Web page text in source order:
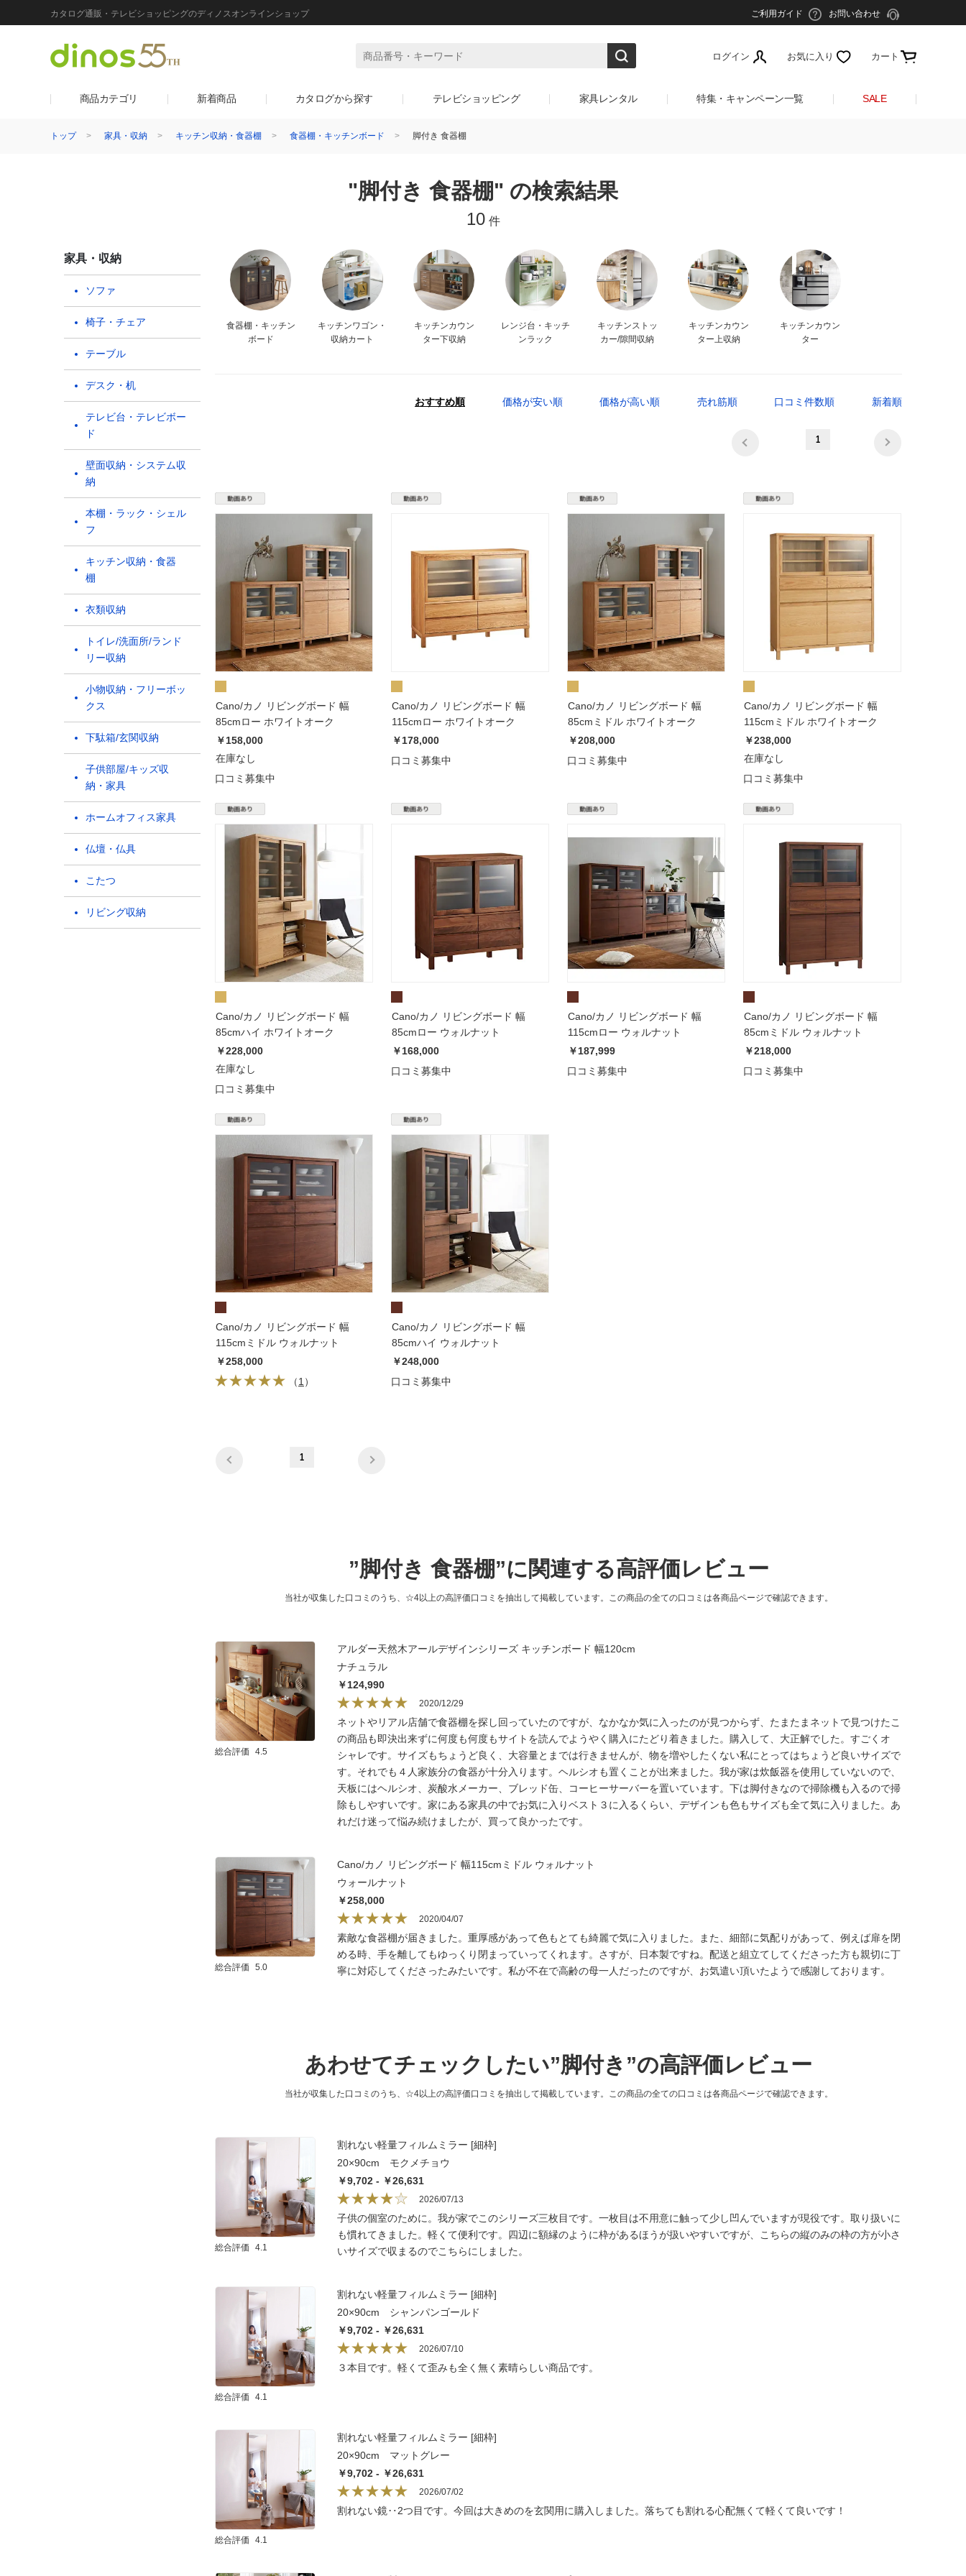
カタログ通販・テレビショッピングのディノスオンラインショップ ご利用ガイド お問い合わせ
ログイン お気に入り カート
商品カテゴリ 新着商品 カタログから探す テレビショッピング 家具レンタル 特集・キャンペーン一覧 SALE
トップ 家具・収納 キッチン収納・食器棚 食器棚・キッチンボード 脚付き 食器棚
"脚付き 食器棚" の検索結果
10 件
家具・収納
ソファ
椅子・チェア
テーブル
デスク・机
テレビ台・テレビボー
ド
壁面収納・システム収
納
本棚・ラック・シェル
フ
キッチン収納・食器
棚
衣類収納
トイレ/洗面所/ランド
リー収納
小物収納・フリーボッ
クス
下駄箱/玄関収納
子供部屋/キッズ収
納・家具
ホームオフィス家具
仏壇・仏具
こたつ
リビング収納
食器棚・キッチン
ボード
キッチンワゴン・
収納カート
キッチンカウン
ター下収納
レンジ台・キッチ
ンラック
キッチンストッ
カー/隙間収納
キッチンカウン
ター上収納
キッチンカウン
ター
おすすめ順 価格が安い順 価格が高い順 売れ筋順 口コミ件数順 新着順
1
Cano/カノ リビングボード 幅
85cmロー ホワイトオーク
￥158,000
在庫なし
口コミ募集中
Cano/カノ リビングボード 幅
115cmロー ホワイトオーク
￥178,000
口コミ募集中
Cano/カノ リビングボード 幅
85cmミドル ホワイトオーク
￥208,000
口コミ募集中
Cano/カノ リビングボード 幅
115cmミドル ホワイトオーク
￥238,000
在庫なし
口コミ募集中
Cano/カノ リビングボード 幅
85cmハイ ホワイトオーク
￥228,000
在庫なし
口コミ募集中
Cano/カノ リビングボード 幅
85cmロー ウォルナット
￥168,000
口コミ募集中
Cano/カノ リビングボード 幅
115cmロー ウォルナット
￥187,999
口コミ募集中
Cano/カノ リビングボード 幅
85cmミドル ウォルナット
￥218,000
口コミ募集中
Cano/カノ リビングボード 幅
115cmミドル ウォルナット
￥258,000
（1 ）
Cano/カノ リビングボード 幅
85cmハイ ウォルナット
￥248,000
口コミ募集中
1
”脚付き 食器棚”に関連する高評価レビュー
当社が収集した口コミのうち、☆4以上の高評価口コミを抽出して掲載しています。この商品の全ての口コミは各商品ページで確認できます。
総合評価 4.5
アルダー天然木アールデザインシリーズ キッチンボード 幅120cm
ナチュラル
￥124,990
2020/12/29
ネットやリアル店舗で食器棚を探し回っていたのですが、なかなか気に入ったのが見つからず、たまたまネットで見つけたこ
の商品も即決出来ずに何度も何度もサイトを読んでようやく購入にたどり着きました。購入して、大正解でした。すごくオ
シャレです。サイズもちょうど良く、大容量とまでは行きませんが、物を増やしたくない私にとってはちょうど良いサイズで
す。それでも４人家族分の食器が十分入ります。ヘルシオも置くことが出来ました。我が家は炊飯器を使用していないので、
天板にはヘルシオ、炭酸水メーカー、ブレッド缶、コーヒーサーバーを置いています。下は脚付きなので掃除機も入るので掃
除もしやすいです。家にある家具の中でお気に入りベスト３に入るくらい、デザインも色もサイズも全て気に入りました。あ
れだけ迷って悩み続けましたが、買って良かったです。
総合評価 5.0
Cano/カノ リビングボード 幅115cmミドル ウォルナット
ウォールナット
￥258,000
2020/04/07
素敵な食器棚が届きました。重厚感があって色もとても綺麗で気に入りました。また、細部に気配りがあって、例えば扉を閉
める時、手を離してもゆっくり閉まっていってくれます。さすが、日本製ですね。配送と組立てしてくださった方も親切に丁
寧に対応してくださったみたいです。私が不在で高齢の母一人だったのですが、お気遣い頂いたようで感謝しております。
あわせてチェックしたい”脚付き”の高評価レビュー
当社が収集した口コミのうち、☆4以上の高評価口コミを抽出して掲載しています。この商品の全ての口コミは各商品ページで確認できます。
総合評価 4.1
割れない軽量フィルムミラー [細枠]
20×90cm モクメチョウ
￥9,702 - ￥26,631
2026/07/13
子供の個室のために。我が家でこのシリーズ三枚目です。一枚目は不用意に触って少し凹んでいますが現役です。取り扱いに
も慣れてきました。軽くて便利です。四辺に額縁のように枠があるほうが扱いやすいですが、こちらの縦のみの枠の方が小さ
いサイズで収まるのでこちらにしました。
総合評価 4.1
割れない軽量フィルムミラー [細枠]
20×90cm シャンパンゴールド
￥9,702 - ￥26,631
2026/07/10
３本目です。軽くて歪みも全く無く素晴らしい商品です。
総合評価 4.1
割れない軽量フィルムミラー [細枠]
20×90cm マットグレー
￥9,702 - ￥26,631
2026/07/02
割れない鏡‥2つ目です。今回は大きめのを玄関用に購入しました。落ちても割れる心配無くて軽くて良いです！